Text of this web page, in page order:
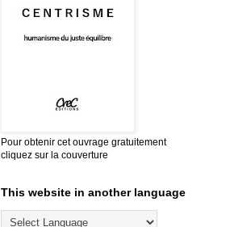
Pour obtenir cet ouvrage gratuitement
cliquez sur la couverture
This website in another language